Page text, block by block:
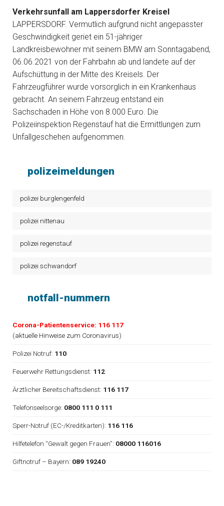
Verkehrsunfall am Lappersdorfer Kreisel
LAPPERSDORF. Vermutlich aufgrund nicht angepasster
Geschwindigkeit geriet ein 51-jähriger
Landkreisbewohner mit seinem BMW am Sonntagabend,
06.06.2021 von der Fahrbahn ab und landete auf der
Aufschüttung in der Mitte des Kreisels. Der
Fahrzeugführer wurde vorsorglich in ein Krankenhaus
gebracht. An seinem Fahrzeug entstand ein
Sachschaden in Höhe von 8.000 Euro. Die
Polizeiinspektion Regenstauf hat die Ermittlungen zum
Unfallgeschehen aufgenommen.
polizeimeldungen
polizei burglengenfeld
polizei nittenau
polizei regenstauf
polizei schwandorf
notfall-nummern
Corona-Patientenservice: 116 117
(aktuelle Hinweise zum Coronavirus)
Polizei Notruf: 110
Feuerwehr Rettungsdienst: 112
Ärztlicher Bereitschaftsdienst: 116 117
Telefonseelsorge: 0800 111 0 111
Sperr-Notruf (EC-/Kreditkarten): 116 116
Hilfetelefon “Gewalt gegen Frauen”: 08000 116016
Giftnotruf – Bayern: 089 19240